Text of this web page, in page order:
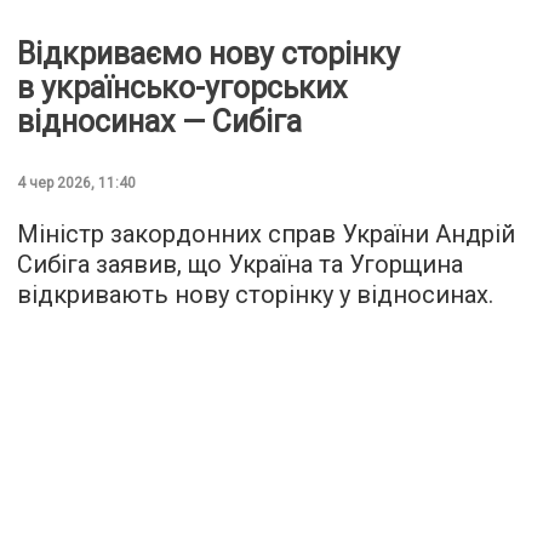
Відкриваємо нову сторінку
в українсько-угорських
відносинах — Сибіга
4 чер 2026, 11:40
Міністр закордонних справ України Андрій
Сибіга заявив, що Україна та Угорщина
відкривають нову сторінку у відносинах.